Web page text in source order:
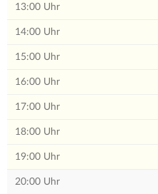
13:00 Uhr
14:00 Uhr
15:00 Uhr
16:00 Uhr
17:00 Uhr
18:00 Uhr
19:00 Uhr
20:00 Uhr